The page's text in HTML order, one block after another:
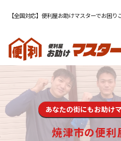
【全国対応】便利屋お助けマスターでお困り
あなたの街にもお助け
焼津市の便利